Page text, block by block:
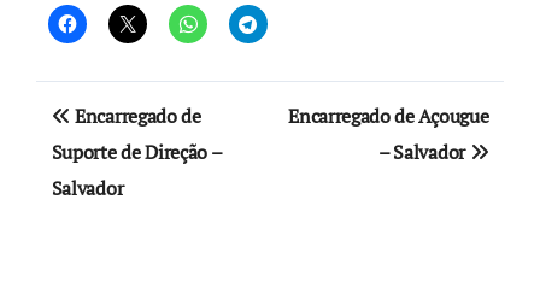
Navegação
de
Post
Encarregado de
Suporte de Direção –
Salvador
Encarregado de Açougue
– Salvador